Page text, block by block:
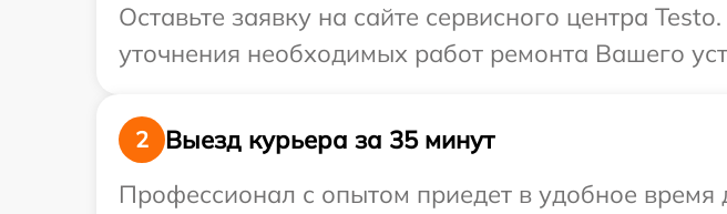
Оставьте заявку на сайте сервисного центра
уточнения необходимых работ ремонта Вашего
2
Выезд курьера за 35 минут
Профессионал с опытом приедет в удобное время